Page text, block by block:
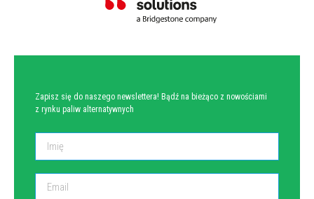
Zapisz się do naszego newslettera! Bądź na bieżąco z nowościami
z rynku paliw alternatywnych